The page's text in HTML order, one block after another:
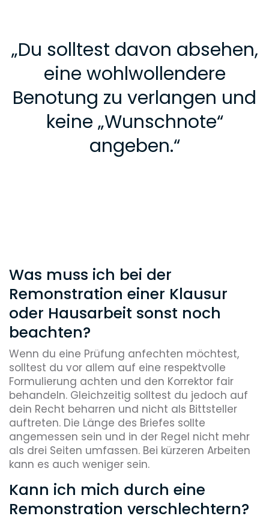
„Du solltest davon absehen,
eine wohlwollendere
Benotung zu verlangen und
keine „Wunschnote“
angeben.“
Was muss ich bei der
Remonstration einer Klausur
oder Hausarbeit sonst noch
beachten?
Wenn du eine Prüfung anfechten möchtest,
solltest du vor allem auf eine respektvolle
Formulierung achten und den Korrektor fair
behandeln. Gleichzeitig solltest du jedoch auf
dein Recht beharren und nicht als Bittsteller
auftreten. Die Länge des Briefes sollte
angemessen sein und in der Regel nicht mehr
als drei Seiten umfassen. Bei kürzeren Arbeiten
kann es auch weniger sein.
Kann ich mich durch eine
Remonstration verschlechtern?